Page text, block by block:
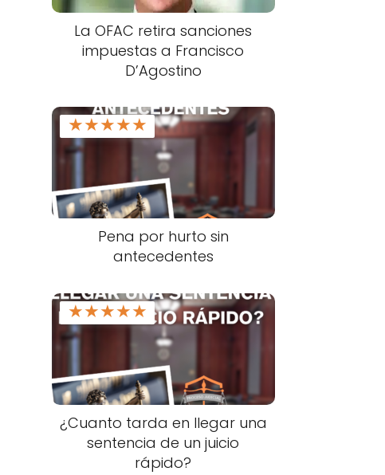
La OFAC retira sanciones
impuestas a Francisco
D’Agostino
★★★★★
Pena por hurto sin
antecedentes
★★★★★
¿Cuanto tarda en llegar una
sentencia de un juicio
rápido?